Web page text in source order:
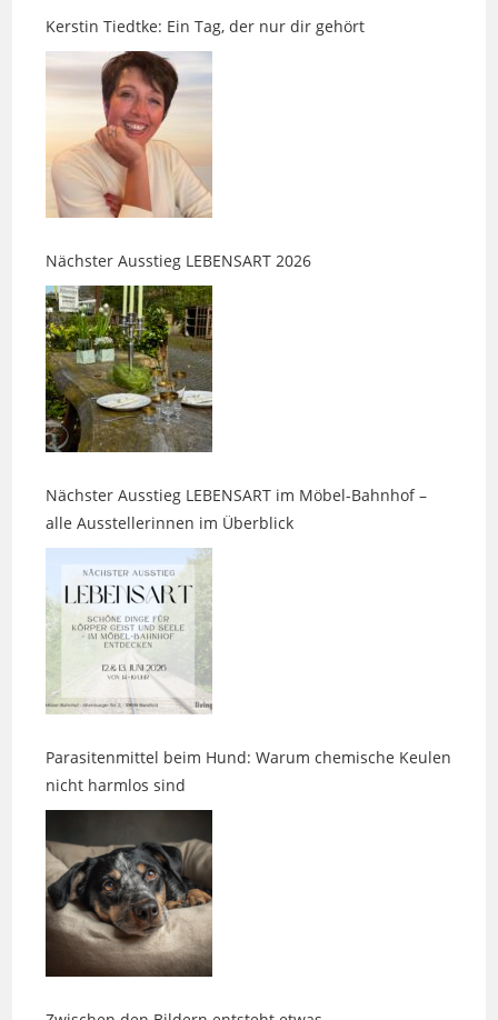
Nächster Ausstieg LEBENSART 2026
Nächster Ausstieg LEBENSART im Möbel-Bahnhof –
Parasitenmittel beim Hund: Warum chemische Keulen
Zwischen den Bildern entsteht etwas